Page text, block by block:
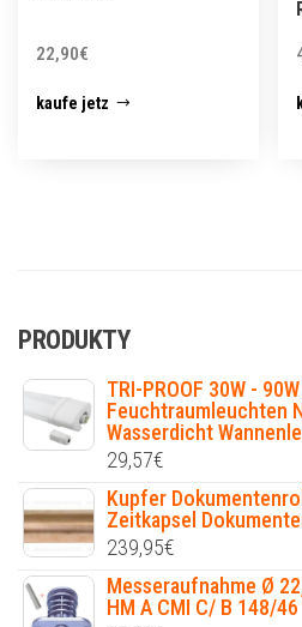
22,90€
kaufe jetz
PRODUKTY
TRI-PROOF 30W -
Feuchtraumleuchten
Wasserdicht
29,57€
Kupfer
Zeitkapsel
239,95€
Messeraufnahme Ø
HM A CMI C/ B 148/